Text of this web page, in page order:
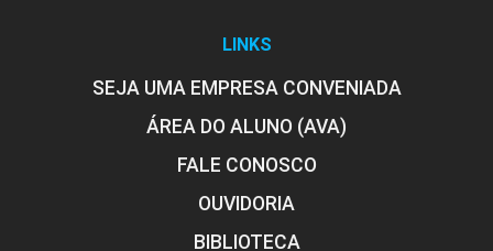
LINKS
SEJA UMA EMPRESA CONVENIADA
ÁREA DO ALUNO (AVA)
FALE CONOSCO
OUVIDORIA
BIBLIOTECA